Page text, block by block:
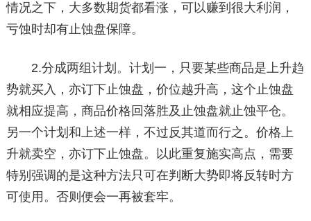
情况之下，大多数期货都看涨，可以赚到很大利润，
亏蚀时却有止蚀盘保障。
2.分成两组计划。计划一，只要某些商品是上升趋
势就买入，亦订下止蚀盘，价位越升高，这个止蚀盘
就相应提高，商品价格回落胜及止蚀盘就止蚀平仓。
另一个计划和上述一样，不过反其道而行之。价格上
升就卖空，亦订下止蚀盘。以此重复施实高点，需要
特别强调的是这种方法只可在判断大势即将反转时方
可使用。否则便会一再被套牢。